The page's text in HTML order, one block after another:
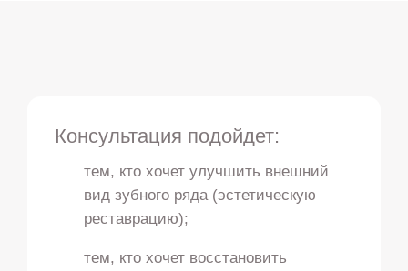
Консультация подойдет:
тем, кто хочет улучшить внешний
вид зубного ряда (эстетическую
реставрацию);
тем, кто хочет восстановить